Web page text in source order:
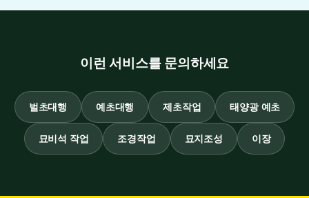
이런 서비스를 문의하세요
벌초대행 예초대행 제초작업 태양광 예초
묘비석 작업 조경작업 묘지조성 이장